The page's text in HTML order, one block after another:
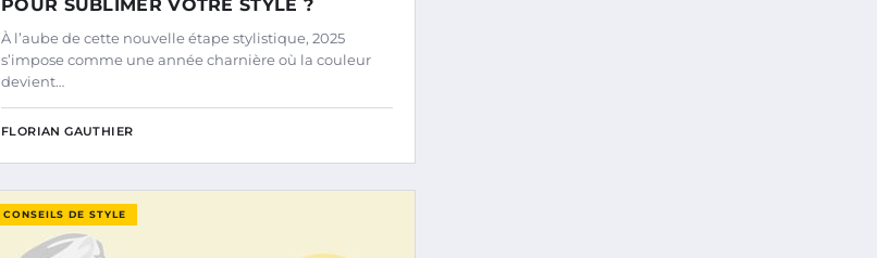
POUR SUBLIMER VOTRE STYLE ?
À l’aube de cette nouvelle étape stylistique, 2025
s’impose comme une année charnière où la couleur
devient…
FLORIAN GAUTHIER
CONSEILS DE STYLE